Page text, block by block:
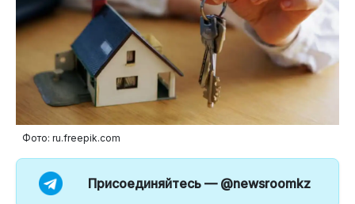
Фото: ru.freepik.com
Присоединяйтесь — @newsroomkz